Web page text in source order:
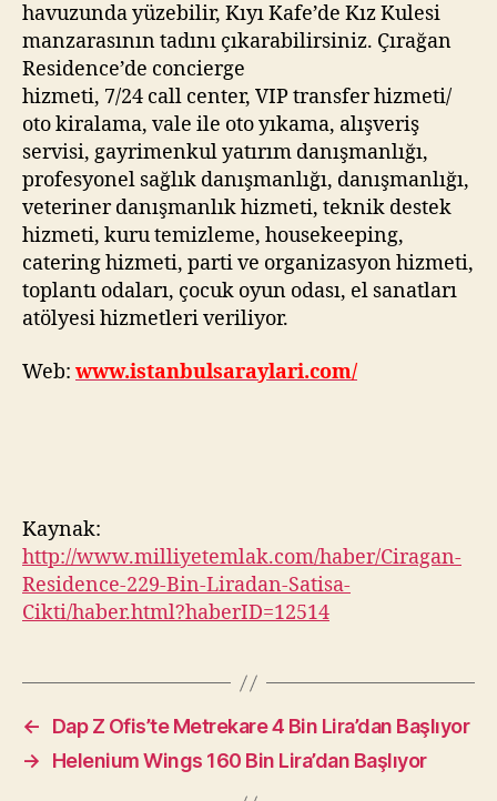
havuzunda yüzebilir, Kıyı Kafe’de Kız Kulesi
manzarasının tadını çıkarabilirsiniz. Çırağan
Residence’de concierge
hizmeti, 7/24 call center, VIP transfer hizmeti/
oto kiralama, vale ile oto yıkama, alışveriş
servisi, gayrimenkul yatırım danışmanlığı,
profesyonel sağlık danışmanlığı, danışmanlığı,
veteriner danışmanlık hizmeti, teknik destek
hizmeti, kuru temizleme, housekeeping,
catering hizmeti, parti ve organizasyon hizmeti,
toplantı odaları, çocuk oyun odası, el sanatları
atölyesi hizmetleri veriliyor.
Web: www.istanbulsaraylari.com/
Kaynak:
http://www.milliyetemlak.com/haber/Ciragan-
Residence-229-Bin-Liradan-Satisa-
Cikti/haber.html?haberID=12514
←
Dap Z Ofis’te Metrekare 4 Bin Lira’dan Başlıyor
→
Helenium Wings 160 Bin Lira’dan Başlıyor